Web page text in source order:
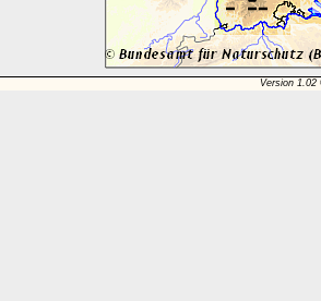
Version